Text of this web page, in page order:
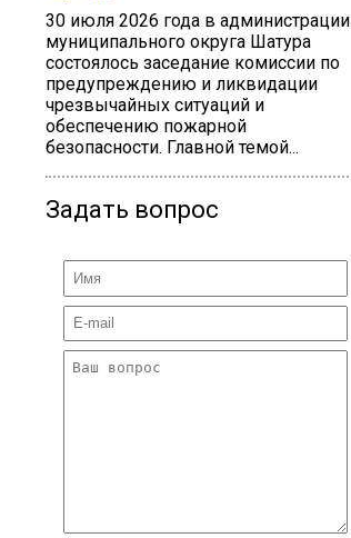
30 июля 2026 года в администрации
муниципального округа Шатура
состоялось заседание комиссии по
предупреждению и ликвидации
чрезвычайных ситуаций и
обеспечению пожарной
безопасности. Главной темой...
Задать вопрос